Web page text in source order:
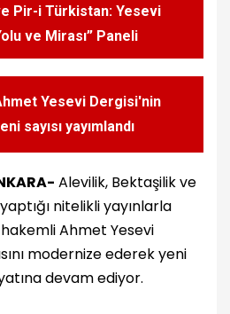
Pir-i Türkistan: Yesevi
ve Mirası” Paneli
Yesevi Dergisi'nin
sayısı yayımlandı
Alevilik, Bektaşilik ve
nitelikli yayınlarla
Ahmet Yesevi
modernize ederek yeni
devam ediyor.